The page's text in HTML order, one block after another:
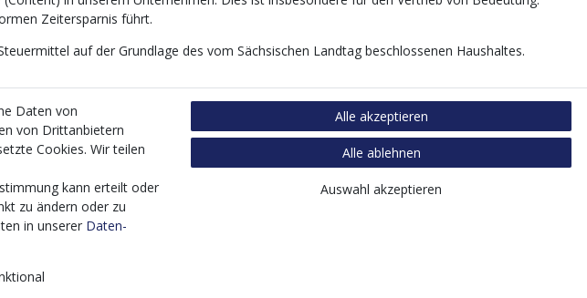
Zeitersparnis führt.
auf der Grundlage des vom Sächsischen Landtag beschlossenen Haushaltes.
Daten von
von Drittanbietern
Cookies. Wir teilen
kann erteilt oder
zu ändern oder zu
in unserer Daten­
Alle akzeptieren
Alle ablehnen
Auswahl akzeptieren